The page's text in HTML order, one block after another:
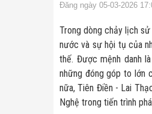
Đăng ngày 05-03-2026
Trong dòng chảy lịch
nước và sự hội tụ của
thế. Được mệnh danh
những đóng góp to lớn
nữa, Tiên Điền - Lai
Nghệ trong tiến trình